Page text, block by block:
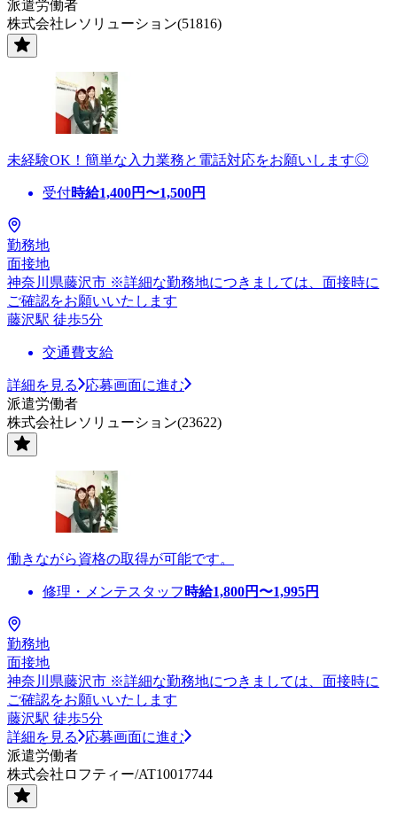
派遣労働者
株式会社レソリューション(51816)
未経験OK！簡単な入力業務と電話対応をお願いします◎
受付時給1,400円〜1,500円
勤務地
面接地
神奈川県藤沢市 ※詳細な勤務地につきましては、面接時に
ご確認をお願いいたします
藤沢駅 徒歩5分
交通費支給
詳細を見る
応募画面に進む
派遣労働者
株式会社レソリューション(23622)
働きながら資格の取得が可能です。
修理・メンテスタッフ 時給1,800円〜1,995円
勤務地
面接地
神奈川県藤沢市 ※詳細な勤務地につきましては、面接時に
ご確認をお願いいたします
藤沢駅 徒歩5分
詳細を見る
応募画面に進む
派遣労働者
株式会社ロフティー/AT10017744